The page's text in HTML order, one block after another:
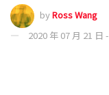
byRoss Wang
2020 年 07 月 21 日